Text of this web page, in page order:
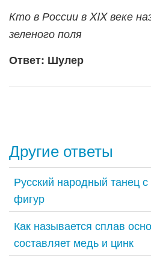
Кто в России в XIX веке
зеленого поля
Ответ: Шулер
Другие ответы
Русский народный танец
фигур
Как называется сплав
составляет медь и цинк